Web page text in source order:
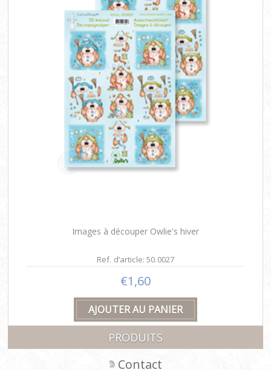
Images à découper Owlie's hiver
Ref. d’article: 50.0027
€1,60
PRODUITS
Contact